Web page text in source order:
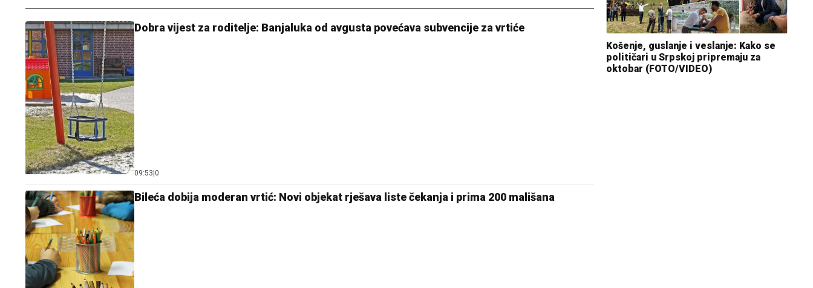
Dobra vijest za roditelje: Banjaluka od avgusta povećava subvencije za vrtiće
09:53 0
Bileća dobija moderan vrtić: Novi objekat rješava liste čekanja i prima 200 mališana
Košenje, guslanje i veslanje: Kako se
političari u Srpskoj pripremaju za
oktobar (FOTO/VIDEO)